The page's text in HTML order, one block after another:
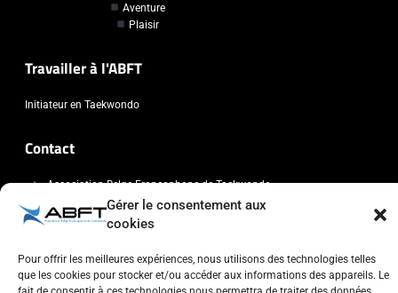
Gérer le consentement aux
cookies
Pour offrir les meilleures expériences, nous utilisons des technologies telles
que les cookies pour stocker et/ou accéder aux informations des appareils. Le
Aventure
Plaisir
Travailler à l'ABFT
Initiateur en Taekwondo
Contact
Association Belge Francophone de Taekwondo
Chaussée de Wavre, 2057 - 1160 Auderghem
info@abft.be
+32 (0)2 347 34 77